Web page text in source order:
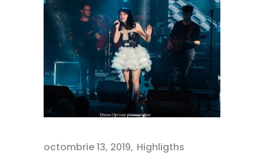
octombrie 13, 2019 Highligths